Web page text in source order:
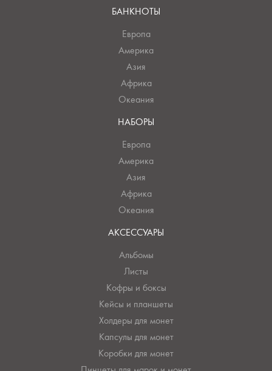
БАНКНОТЫ
Европа
Америка
Азия
Африка
Океания
НАБОРЫ
Европа
Америка
Азия
Африка
Океания
АКСЕССУАРЫ
Альбомы
Листы
Кофры и боксы
Кейсы и планшеты
Холдеры для монет
Капсулы для монет
Коробки для монет